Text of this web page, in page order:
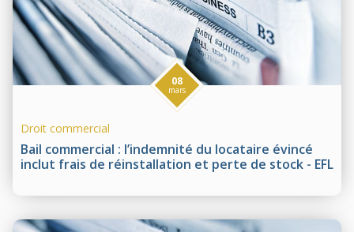
Bail commercial : l’indemnité du locataire évincé
inclut frais de réinstallation et perte de stock - EFL
08
mars
Droit commercial